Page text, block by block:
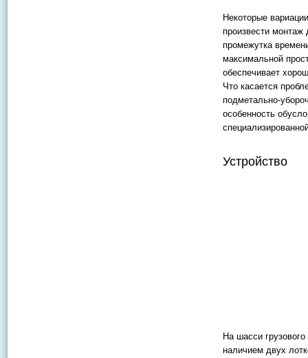
Некоторые
произвести монтаж
промежутка
максимальной
обеспечивает
Что касается
подметально-
особенность
Устройство
На шасси
наличием двух